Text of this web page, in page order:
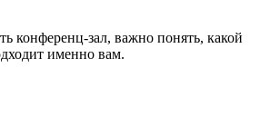
конференц-зал, важно понять, какой
именно вам.